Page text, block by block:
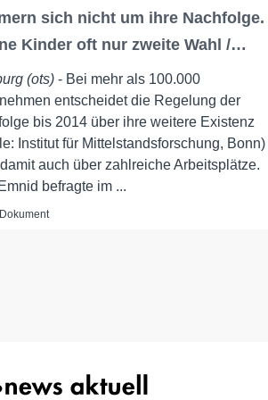
sich nicht um ihre Nachfolge.
Kinder oft nur zweite Wahl /…
(ots) - Bei mehr als 100.000
entscheidet die Regelung der
bis 2014 über ihre weitere Existenz
Institut für Mittelstandsforschung, Bonn)
auch über zahlreiche Arbeitsplätze.
befragte im ...